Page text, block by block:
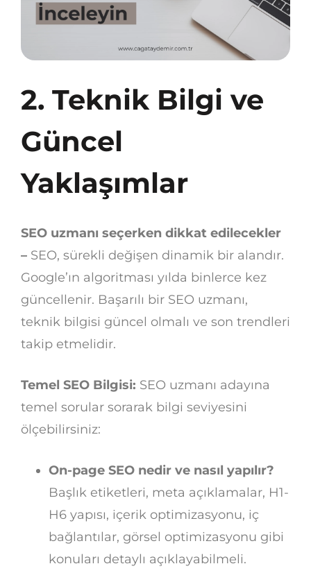
2. Teknik Bilgi ve
Güncel
Yaklaşımlar
SEO uzmanı seçerken dikkat edilecekler
– SEO, sürekli değişen dinamik bir alandır.
Google’ın algoritması yılda binlerce kez
güncellenir. Başarılı bir SEO uzmanı,
teknik bilgisi güncel olmalı ve son trendleri
takip etmelidir.
Temel SEO Bilgisi: SEO uzmanı adayına
temel sorular sorarak bilgi seviyesini
ölçebilirsiniz:
On-page SEO nedir ve nasıl yapılır?
Başlık etiketleri, meta açıklamalar, H1-
H6 yapısı, içerik optimizasyonu, iç
bağlantılar, görsel optimizasyonu gibi
konuları detaylı açıklayabilmeli.